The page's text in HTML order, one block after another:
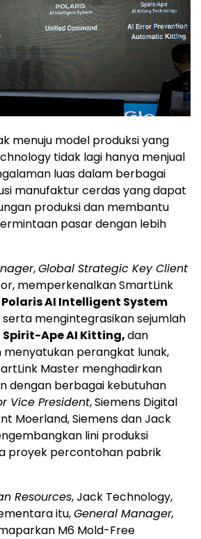
menuju model produksi yang
tidak lagi hanya menjual
luas dalam berbagai
manufaktur cerdas yang dapat
produksi dan membantu
pasar dengan lebih
,Global Strategic Key Client
memperkenalkan SmartLink
Polaris AI Intelligent System
mengintegrasikan sejumlah
Spirit-Ape AI Kitting,dan
menyatukan perangkat lunak,
Master menghadirkan
dengan berbagai kebutuhan
Vice President, Siemens Digital
Moerland, Siemens dan Jack
lini produksi
proyek percontohan pabrik
Resources, Jack Technology,
itu,General Manager,
M6 Mold-Free